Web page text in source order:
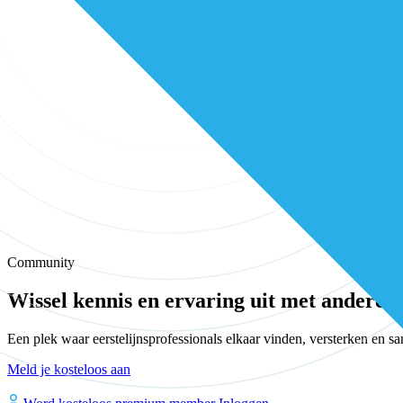
Community
Wissel kennis en ervaring uit met andere
Een plek waar eerstelijnsprofessionals elkaar vinden, versterken en
Meld je kosteloos aan